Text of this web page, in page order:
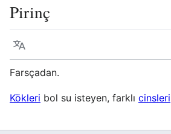
Pirinç
Dil
Farsçadan.
Kökleri bol su isteyen, farklı cinsleri